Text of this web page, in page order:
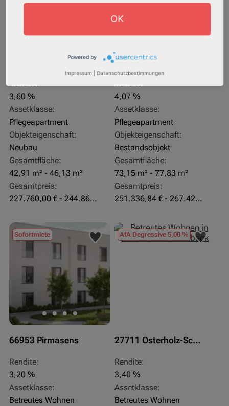
27711 Osterholz-Scharmbeck
Rendite:
3,60 %
Assetklasse:
Pflegeapartment
Objekteigenschaft:
Neubau
Gesamtfläche:
42,91 m² - 46,13 m²
Gesamtpreis:
227.760,00 € - 244.860,00 €
32469 Petershagen
Rendite:
4,07 %
Assetklasse:
Pflegeapartment
Objekteigenschaft:
Bestandsobjekt
Gesamtfläche:
73,15 m² - 77,83 m²
Gesamtpreis:
251.336,84 € - 267.420,00 €
Sofortmiete
66953 Pirmasens
Rendite:
3,20 %
Assetklasse:
Betreutes Wohnen
AfA Degressive 5,00 %
27711 Osterholz-Scharmbeck
Rendite:
3,40 %
Assetklasse:
Betreutes Wohnen
OK
Powered by
Impressum Datenschutzbestimmungen